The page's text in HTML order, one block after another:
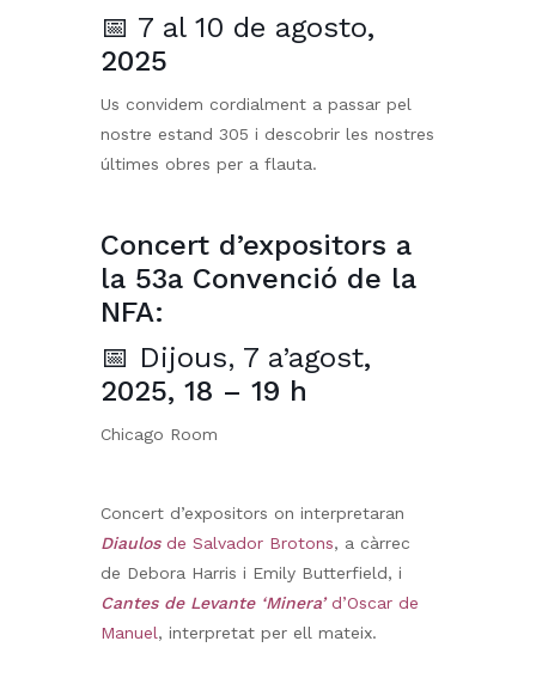
📅 7 al 10 de agosto,
2025
Us convidem cordialment a passar pel
nostre estand 305 i descobrir les nostres
últimes obres per a flauta.
Concert d’expositors a
la 53a Convenció de la
NFA:
📅 Dijous, 7 a’agost,
2025, 18 – 19 h
Chicago Room
Concert d’expositors on interpretaran
Diaulosde Salvador Brotons, a càrrec
de Debora Harris i Emily Butterfield, i
Cantes de Levante ‘Minera’d’Oscar de
Manuel, interpretat per ell mateix.